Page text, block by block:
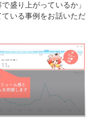
盛り上がっているか」
いる事例をお話いただ